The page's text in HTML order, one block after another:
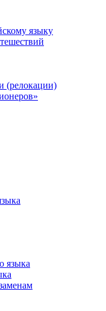
языку
(релокации)
языка